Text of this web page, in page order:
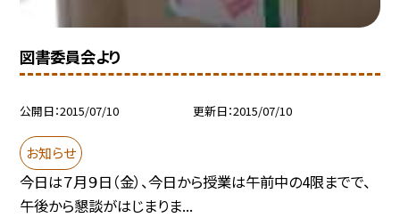
図書委員会より
公開日 2015/07/10 更新日 2015/07/10
お知らせ
今日は７月９日（金）、今日から授業は午前中の4限までで、
午後から懇談がはじまりま...